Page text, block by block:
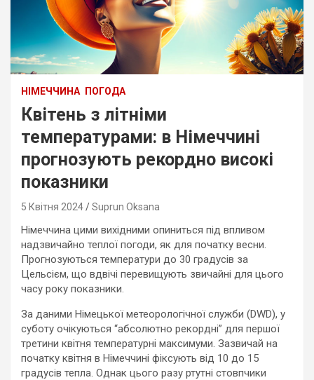
НІМЕЧЧИНА ПОГОДА
Квітень з літніми
температурами: в Німеччині
прогнозують рекордно високі
показники
5 Квітня 2024 Suprun Oksana
Німеччина цими вихідними опиниться під впливом
надзвичайно теплої погоди, як для початку весни.
Прогнозуються температури до 30 градусів за
Цельсієм, що вдвічі перевищують звичайні для цього
часу року показники.
За даними Німецької метеорологічної служби (DWD), у
суботу очікуються “абсолютно рекордні” для першої
третини квітня температурні максимуми. Зазвичай на
початку квітня в Німеччині фіксують від 10 до 15
градусів тепла. Однак цього разу ртутні стовпчики